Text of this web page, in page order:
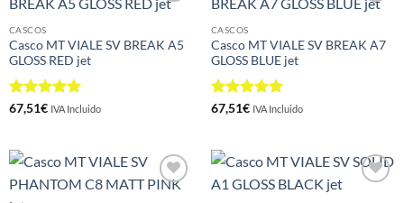
Añadir
lista de
deseos
CASCOS
Casco MT VIALE SV BREAK A5
GLOSS RED jet
Valorado
67,51€ IVA Incluido
Añadir
lista de
deseos
CASCOS
Casco MT VIALE SV BREAK A7
GLOSS BLUE jet
Valorado
67,51€ IVA Incluido